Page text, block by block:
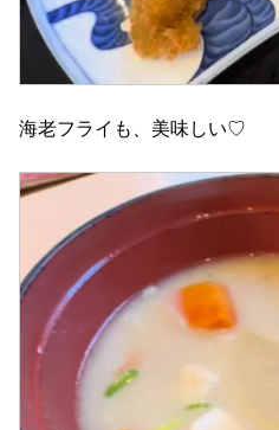
海老フライも、美味しい♡